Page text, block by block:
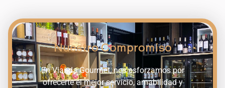
Nuestro Compromiso
En Vianda Gourmet, nos esforzamos por
ofrecerte el mejor servicio, amabilidad y